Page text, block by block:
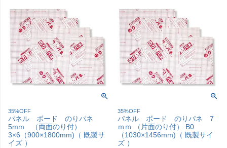
35%OFF
パネル ボード のりパネ
5mm （両面のり付）
3×6（900×1800mm)（ 既製サ
イズ ）
35%OFF
パネル ボード のりパネ 7
ｍｍ （片面のり付） B0
（1030×1456mm)（ 既製サイ
ズ ）